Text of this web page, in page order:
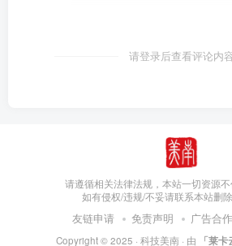
请登录后查看评论内
请遵循相关法律法规，本站一切资源不
如有侵权/违规/不妥请联系本站删
友链申请 免责声明 广告合作
Copyright © 2025 · 科技美南 · 由 「莱卡